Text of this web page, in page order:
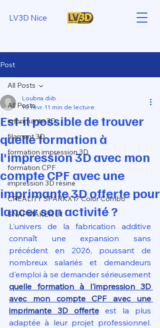
LV3D Nice
Post
All Posts
imprimante 3D
filament 3D
formation impression 3D
formation CPF
impression 3D résine
CREALITY SPARKX i7 Color Combo
SNAPMAKER U1
All Posts
Est-il possible de trouver
quelle formation à
l'impression 3D avec mon
compte CPF avec une
imprimante 3D offerte pour
lancer son activité ?
Loubna diib
10 févr. 11 min de lecture
L'univers de la fabrication additive
connaît une expansion sans
précédent en 2026, poussant de
nombreux salariés et demandeurs
quelle formation à l'impression 3D
avec mon compte CPF avec une
imprimante 3D offerte est la plus
adaptée à leur projet professionnel.